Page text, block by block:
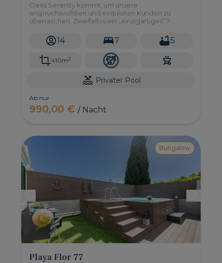
Oasis Serenity kommt, um unsere
anspruchsvollsten und exquisiten Kunden zu
überraschen. Zweifellos ein „einzigartiges“ 7-
Pool und Garten in einer unschlagbaren Lage in
Maspalomas.
14 7 5
410m2
Privater Pool
Ab nur
990,00 €/ Nacht
Bungalow
Playa Flor 77